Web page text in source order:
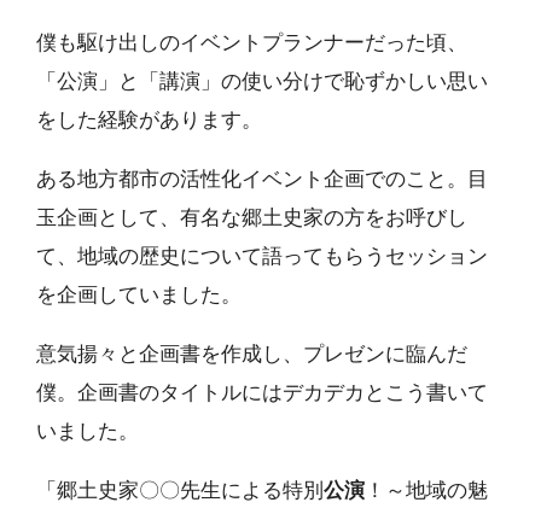
僕も駆け出しのイベントプランナーだった頃、
「公演」と「講演」の使い分けで恥ずかしい思い
をした経験があります。
ある地方都市の活性化イベント企画でのこと。目
玉企画として、有名な郷土史家の方をお呼びし
て、地域の歴史について語ってもらうセッション
を企画していました。
意気揚々と企画書を作成し、プレゼンに臨んだ
僕。企画書のタイトルにはデカデカとこう書いて
いました。
「郷土史家〇〇先生による特別 公演 ！～地域の魅